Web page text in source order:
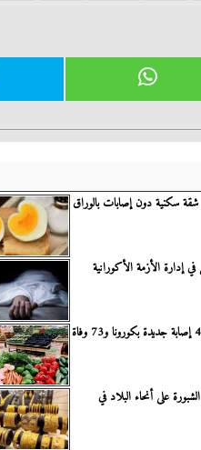
سكنية دون إصابات بالوراق
إدارة الأزمة الأكورانية
على أنحاء البلاد في